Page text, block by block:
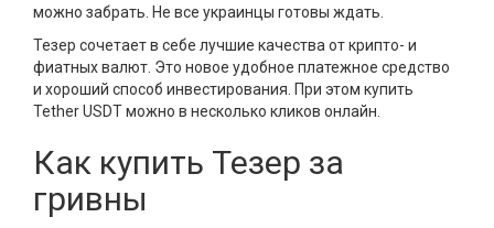
можно забрать. Не все украинцы готовы ждать.
Тезер сочетает в себе лучшие качества от крипто- и
фиатных валют. Это новое удобное платежное средство
и хороший способ инвестирования. При этом купить
Tether USDT можно в несколько кликов онлайн.
Как купить Тезер за
гривны